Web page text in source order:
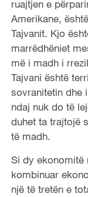
ruajtjen e
Amerikane,
Tajvanit. Kjo
marrëdhëniet
më i madh i
Tajvani është
sovranitetin dhe
ndaj nuk do të
duhet ta trajtojë
të madh.
Si dy ekonomitë
kombinuar
një të tretën e